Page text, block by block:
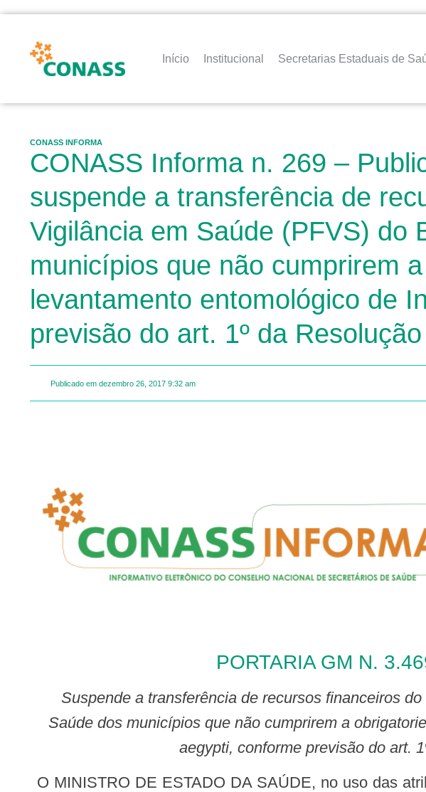
Início Institucional Secretarias Estaduais de
CONASS INFORMA
CONASS Informa n. 269 –
suspende a transferência de
Vigilância em Saúde (PFVS) do
municípios que não cumprirem
levantamento entomológico de
previsão do art. 1º da
Publicado em dezembro 26, 2017 9:32 am
PORTARIA GM N.
Suspende a transferência de recursos financeiros do Piso Fixo de Vigilância em Saúde (PFVS) do Bloco de Vigilância em
Saúde dos municípios que não cumprirem a
aegypti, conforme previsão do art.
O MINISTRO DE ESTADO DA SAÚDE, no uso das atribuições que lhe conferem os incisos I e II do parágrafo único do art. 87